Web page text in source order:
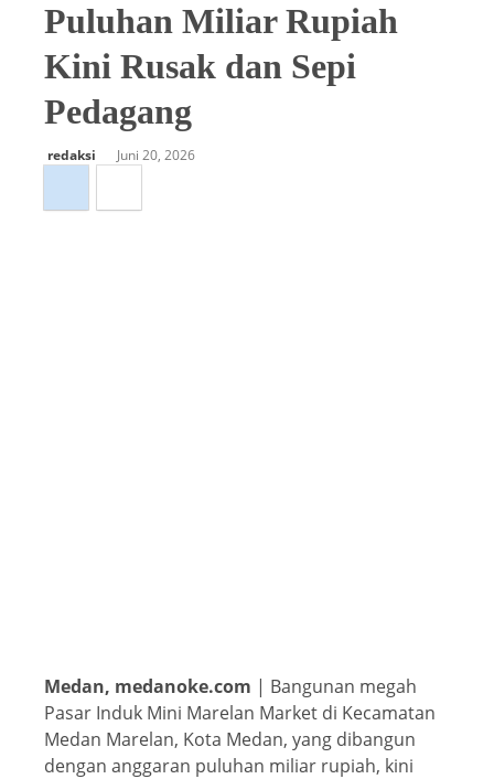
Puluhan Miliar Rupiah
Kini Rusak dan Sepi
Pedagang
redaksi Juni 20, 2026
Medan, medanoke.com | Bangunan megah
Pasar Induk Mini Marelan Market di Kecamatan
Medan Marelan, Kota Medan, yang dibangun
dengan anggaran puluhan miliar rupiah, kini